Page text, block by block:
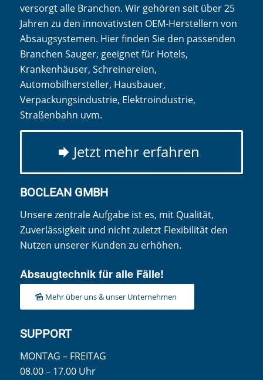
versorgt alle Branchen. Wir gehören seit über 25
Jahren zu den innovativsten OEM-Herstellern von
Absaugsystemen. Hier finden Sie den passenden
Branchen Sauger, geeignet für Hotels,
Krankenhäuser, Schreinereien,
Automobilhersteller, Hausbauer,
Verpackungsindustrie, Elektroindustrie,
Straßenbahn uvm.
Jetzt mehr erfahren
BOCLEAN GMBH
Unsere zentrale Aufgabe ist es, mit Qualität,
Zuverlässigkeit und nicht zuletzt Flexibilität den
Nutzen unserer Kunden zu erhöhen.
Absaugtechnik für alle Fälle!
Mehr über uns & unser Unternehmen
SUPPORT
MONTAG – FREITAG
08.00 – 17.00 Uhr